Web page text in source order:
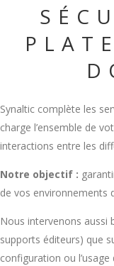
Synaltic complète les
charge l’ensemble de
interactions entre les
Notre objectif :
de vos environnements
Nous intervenons aussi
supports éditeurs) que
configuration ou